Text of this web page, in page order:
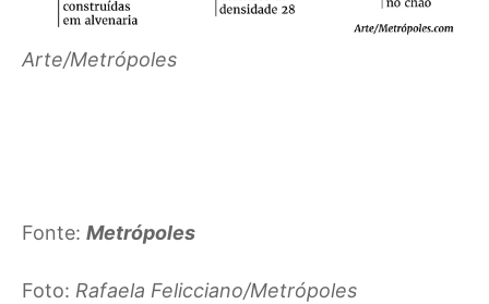
Arte/Metrópoles
Fonte: Metrópoles
Foto: Rafaela Felicciano/Metrópoles